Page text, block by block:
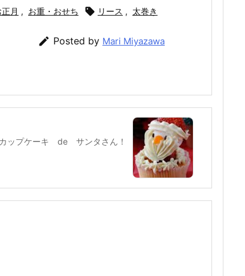
月 , お重・おせち  リース , 太巻き
 Posted by Mari Miyazawa
カップケーキ de サンタさん！